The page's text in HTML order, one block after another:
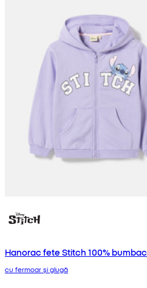
Hanorac fete Stitch 100% bumbac
cu fermoar și glugă